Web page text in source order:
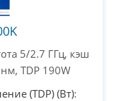
5/2.7 ГГц, кэш
TDP 190W
(TDP) (Вт):